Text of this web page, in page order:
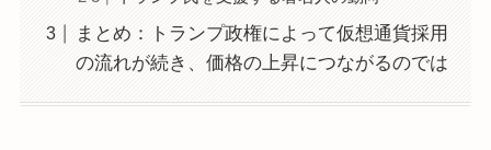
まとめ：トランプ政権によって仮想通貨採用
の流れが続き、価格の上昇につながるのでは